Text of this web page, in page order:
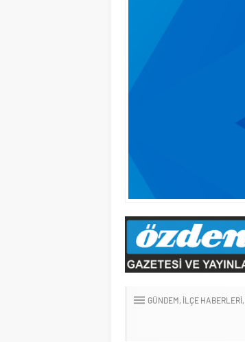
GÜNDEM İLÇE HABERLERI